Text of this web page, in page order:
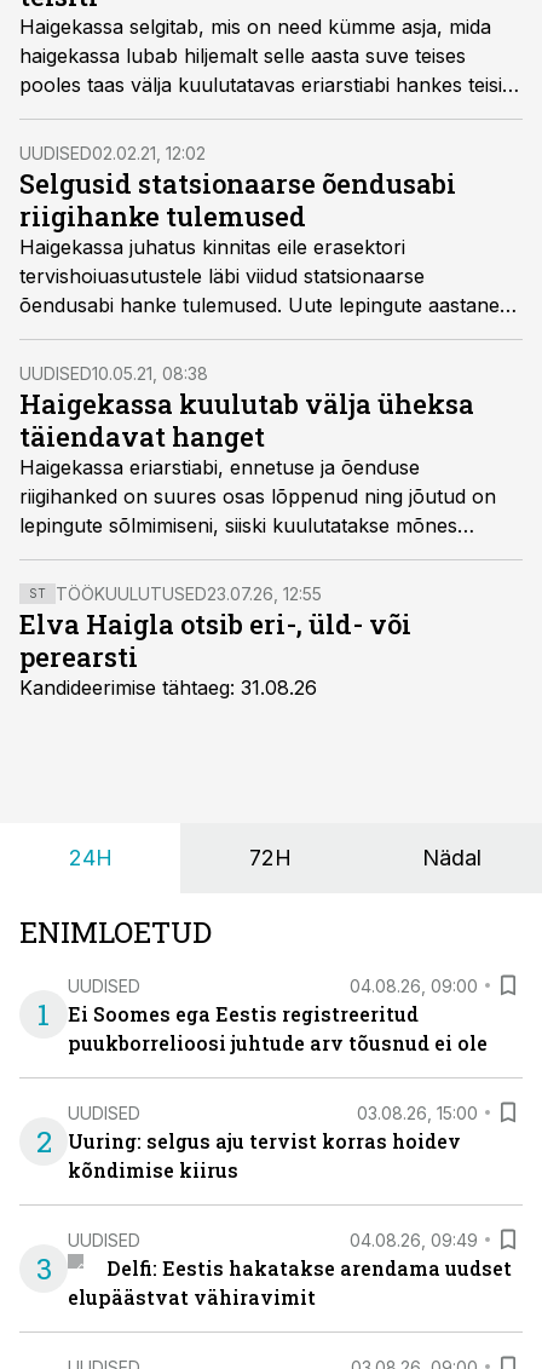
Haigekassa selgitab, mis on need kümme asja, mida
haigekassa lubab hiljemalt selle aasta suve teises
pooles taas välja kuulutatavas eriarstiabi hankes teisiti
teha.
UUDISED02.02.21, 12:02
Selgusid statsionaarse õendusabi
riigihanke tulemused
Haigekassa juhatus kinnitas eile erasektori
tervishoiuasutustele läbi viidud statsionaarse
õendusabi hanke tulemused. Uute lepingute aastane
maht on üle 7300 ravijuhu ja 14 miljoni euro.
UUDISED10.05.21, 08:38
Haigekassa kuulutab välja üheksa
täiendavat hanget
Haigekassa eriarstiabi, ennetuse ja õenduse
riigihanked on suures osas lõppenud ning jõutud on
lepingute sõlmimiseni, siiski kuulutatakse mõnes
piirkonnas välja lisahanked.
ST TÖÖKUULUTUSED23.07.26, 12:55
Elva Haigla otsib eri-, üld- või
perearsti
Kandideerimise tähtaeg: 31.08.26
24H 72H Nädal
ENIMLOETUD
1
UUDISED 04.08.26, 09:00
Ei Soomes ega Eestis registreeritud
puukborrelioosi juhtude arv tõusnud ei ole
2
UUDISED 03.08.26, 15:00
Uuring: selgus aju tervist korras hoidev
kõndimise kiirus
3
UUDISED 04.08.26, 09:49
Delfi: Eestis hakatakse arendama uudset
elupäästvat vähiravimit